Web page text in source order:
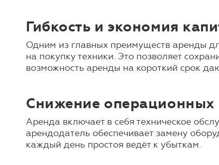
Гибкость и экономия
Одним из главных преимуществ аренды
на покупку техники. Это позволяет
возможность аренды на короткий срок
Снижение операционных
Аренда включает в себя техническое
арендодатель обеспечивает замену
каждый день простоя ведёт к убыткам.